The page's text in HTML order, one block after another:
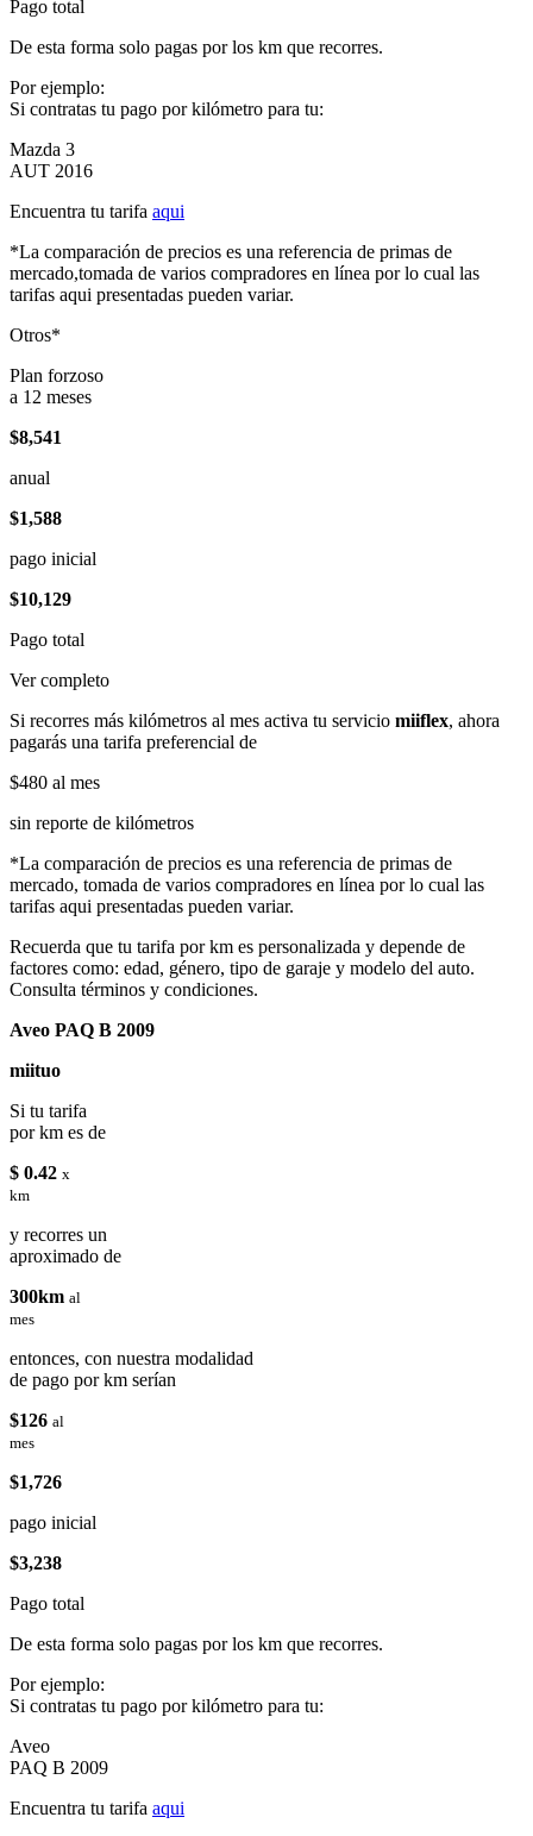
Pago total
De esta forma solo pagas por los km que recorres.
Por ejemplo:
Si contratas tu pago por kilómetro para tu:
Mazda 3
AUT 2016
Encuentra tu tarifa aqui
*La comparación de precios es una referencia de primas de
mercado,tomada de varios compradores en línea por lo cual las
tarifas aqui presentadas pueden variar.
Otros*
Plan forzoso
a 12 meses
$8,541
anual
$1,588
pago inicial
$10,129
Pago total
Ver completo
Si recorres más kilómetros al mes activa tu servicio miiflex, ahora
pagarás una tarifa preferencial de
$480 al mes
sin reporte de kilómetros
*La comparación de precios es una referencia de primas de
mercado, tomada de varios compradores en línea por lo cual las
tarifas aqui presentadas pueden variar.
Recuerda que tu tarifa por km es personalizada y depende de
factores como: edad, género, tipo de garaje y modelo del auto.
Consulta términos y condiciones.
Aveo PAQ B 2009
miituo
Si tu tarifa
por km es de
$ 0.42 x
km
y recorres un
aproximado de
300km al
mes
entonces, con nuestra modalidad
de pago por km serían
$126 al
mes
$1,726
pago inicial
$3,238
Pago total
De esta forma solo pagas por los km que recorres.
Por ejemplo:
Si contratas tu pago por kilómetro para tu:
Aveo
PAQ B 2009
Encuentra tu tarifa aqui